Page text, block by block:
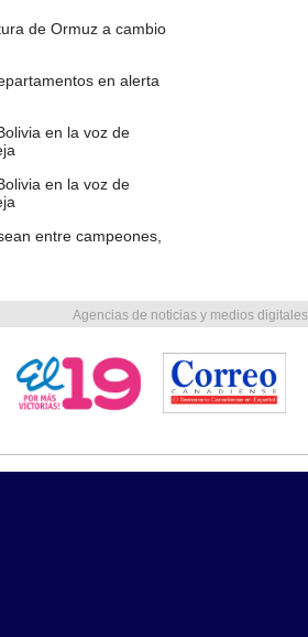
de Ormuz a cambio
en alerta
en la voz de
en la voz de
entre campeones,
Agencias de noticias y medios digitales